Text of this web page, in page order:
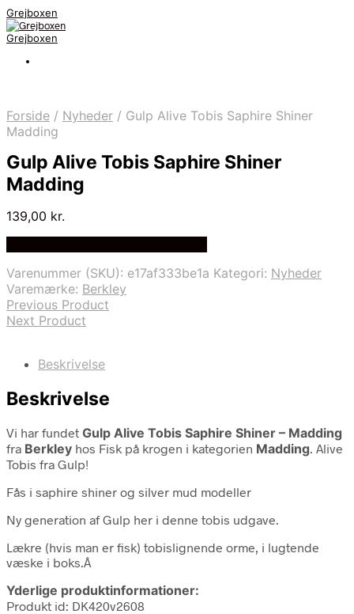
Grejboxen
Grejboxen
Forside / Nyheder / Gulp Alive Tobis Saphire Shiner
Madding
Gulp Alive Tobis Saphire Shiner
Madding
139,00 kr.
Varenummer (SKU): e17af333be1a Kategori: Nyheder
Varemærke: Berkley
Previous Product
Next Product
Beskrivelse
Beskrivelse
Vi har fundet Gulp Alive Tobis Saphire Shiner – Madding
fra Berkley hos Fisk på krogen i kategorien Madding. Alive
Tobis fra Gulp!
Fås i saphire shiner og silver mud modeller
Ny generation af Gulp her i denne tobis udgave.
Lækre (hvis man er fisk) tobislignende orme, i lugtende
væske i boks.Â
Yderlige produktinformationer:
Produkt id: DK420v2608